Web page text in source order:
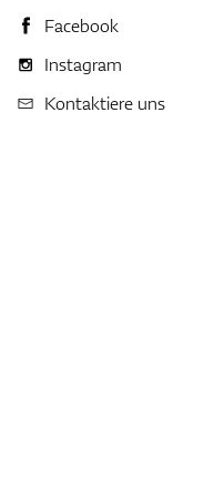
Facebook
Instagram
Kontaktiere uns